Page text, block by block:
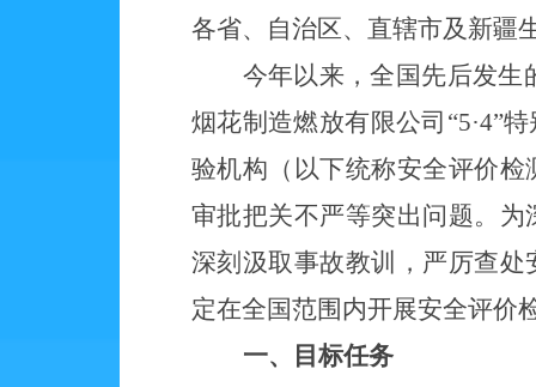
各省、自治区、直辖市及新疆
今年以来，全国先后发生
烟花制造燃放有限公司 “5·4”
验机构（以下统称安全评价
审批把关不严等突出问题。
深刻汲取事故教训， 严厉查处
定在全国范围内开展安全评价
一、目标任务